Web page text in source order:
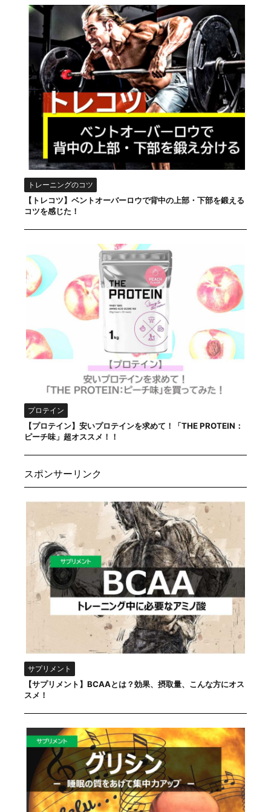
トレーニングのコツ
【トレコツ】ベントオーバーロウで背中の上部・下部を鍛える
コツを感じた！
プロテイン
【プロテイン】安いプロテインを求めて！「THE PROTEIN：
ピーチ味」超オススメ！！
スポンサーリンク
サプリメント
【サプリメント】BCAAとは？効果、摂取量、こんな方にオス
スメ！